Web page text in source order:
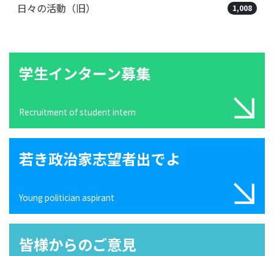
日々の活動（旧） 1,008
学生インターン募集
Recruitment of student intern
若き政治家志望者出でよ
Young politician aspirant
皆様からのご意見